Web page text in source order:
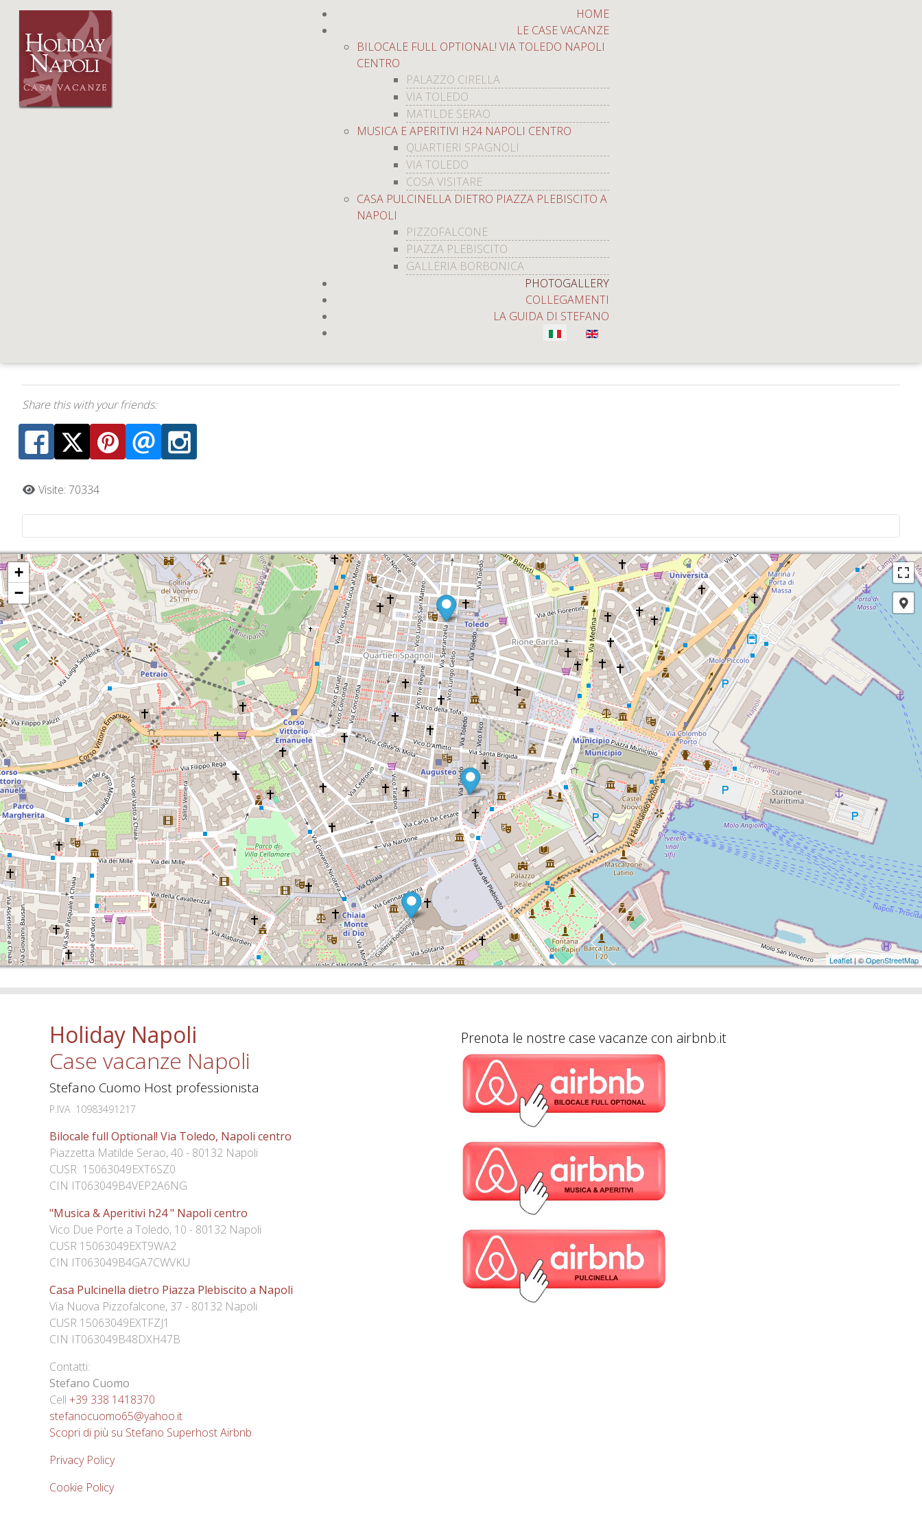
HOME
LE CASE VACANZE
BILOCALE FULL OPTIONAL! VIA TOLEDO NAPOLI
CENTRO
PALAZZO CIRELLA
VIA TOLEDO
MATILDE SERAO
MUSICA E APERITIVI H24 NAPOLI CENTRO
QUARTIERI SPAGNOLI
VIA TOLEDO
COSA VISITARE
CASA PULCINELLA DIETRO PIAZZA PLEBISCITO A
NAPOLI
PIZZOFALCONE
PIAZZA PLEBISCITO
GALLERIA BORBONICA
PHOTOGALLERY
COLLEGAMENTI
LA GUIDA DI STEFANO
Share this with your friends:
Visite: 70334
+
−
Leaflet| ©OpenStreetMap
Holiday Napoli
Case vacanze Napoli
Stefano Cuomo Host professionista
P.IVA 10983491217
Bilocale full Optional! Via Toledo, Napoli centro
Piazzetta Matilde Serao, 40 - 80132 Napoli
CUSR 15063049EXT6SZ0
CIN IT063049B4VEP2A6NG
"Musica & Aperitivi h24 " Napoli centro
Vico Due Porte a Toledo, 10 - 80132 Napoli
CUSR 15063049EXT9WA2
CIN IT063049B4GA7CWVKU
Casa Pulcinella dietro Piazza Plebiscito a Napoli
Via Nuova Pizzofalcone, 37 - 80132 Napoli
CUSR 15063049EXTFZJ1
CIN IT063049B48DXH47B
Contatti:
Stefano Cuomo
Cell +39 338 1418370
stefanocuomo65@yahoo.it
Scopri di più su Stefano Superhost Airbnb
Privacy Policy
Cookie Policy
Prenota le nostre case vacanze con airbnb.it